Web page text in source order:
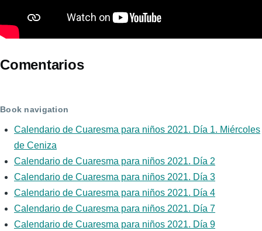
Comentarios
Book navigation
Calendario de Cuaresma para niños 2021. Día 1. Miércoles
de Ceniza
Calendario de Cuaresma para niños 2021. Día 2
Calendario de Cuaresma para niños 2021. Día 3
Calendario de Cuaresma para niños 2021. Día 4
Calendario de Cuaresma para niños 2021. Día 7
Calendario de Cuaresma para niños 2021. Día 9